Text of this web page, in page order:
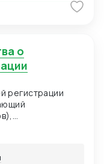
регистрации
санитарно-